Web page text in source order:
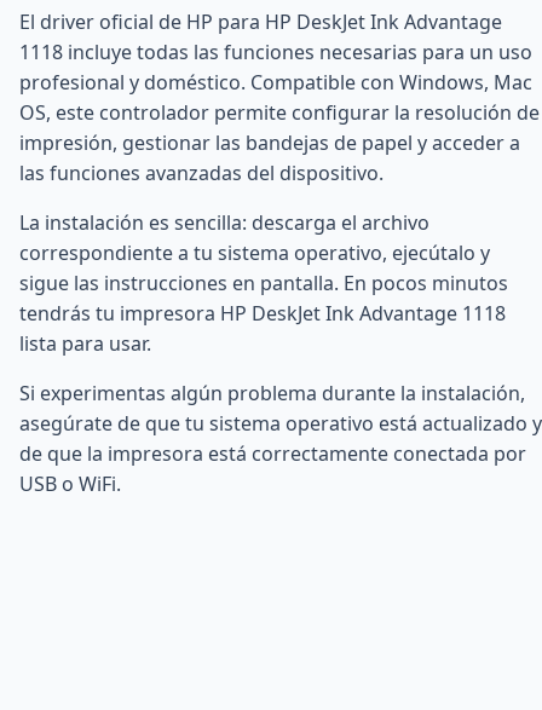
El driver oficial de HP para HP DeskJet Ink Advantage
1118 incluye todas las funciones necesarias para un uso
profesional y doméstico. Compatible con Windows, Mac
OS, este controlador permite configurar la resolución de
impresión, gestionar las bandejas de papel y acceder a
las funciones avanzadas del dispositivo.
La instalación es sencilla: descarga el archivo
correspondiente a tu sistema operativo, ejecútalo y
sigue las instrucciones en pantalla. En pocos minutos
tendrás tu impresora HP DeskJet Ink Advantage 1118
lista para usar.
Si experimentas algún problema durante la instalación,
asegúrate de que tu sistema operativo está actualizado y
de que la impresora está correctamente conectada por
USB o WiFi.